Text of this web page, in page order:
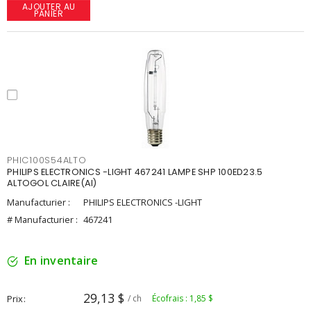
AJOUTER AU
PANIER
PHIC100S54ALTO
PHILIPS ELECTRONICS -LIGHT 467241 LAMPE SHP 100ED23.5
ALTOGOL CLAIRE(AI)
Manufacturier :
PHILIPS ELECTRONICS -LIGHT
# Manufacturier : 467241
En inventaire
Prix 29,13 $ / ch Écofrais : 1,85 $